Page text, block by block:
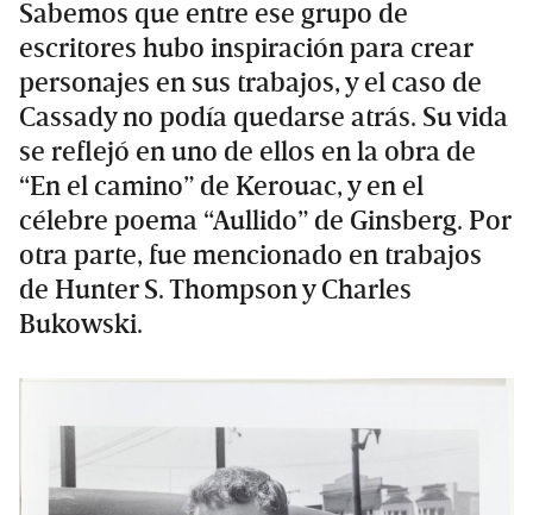
Sabemos que entre ese grupo de
escritores hubo inspiración para crear
personajes en sus trabajos, y el caso de
Cassady no podía quedarse atrás. Su vida
se reflejó en uno de ellos en la obra de
“En el camino” de Kerouac, y en el
célebre poema “Aullido” de Ginsberg. Por
otra parte, fue mencionado en trabajos
de Hunter S. Thompson y Charles
Bukowski.